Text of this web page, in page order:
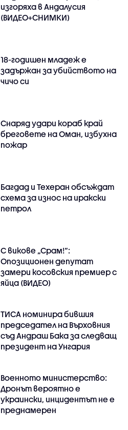
изгоряха в Андалусия
(ВИДЕО+СНИМКИ)
18-годишен младеж е
задържан за убийството на
чичо си
Снаряд удари кораб край
бреговете на Оман, избухна
пожар
Багдад и Техеран обсъждат
схема за износ на иракски
петрол
С викове „Срам!“:
Опозиционен депутат
замери косовския премиер с
яйца (ВИДЕО)
ТИСА номинира бившия
председател на Върховния
съд Андраш Бака за следващ
президент на Унгария
Военното министерство:
Дронът вероятно е
украински, инцидентът не е
преднамерен